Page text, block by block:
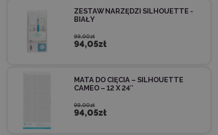
ZESTAW NARZĘDZI SILHOUETTE -
BIAŁY
99,00zł
94,05zł
MATA DO CIĘCIA – SILHOUETTE
CAMEO – 12 X 24″
99,00zł
94,05zł